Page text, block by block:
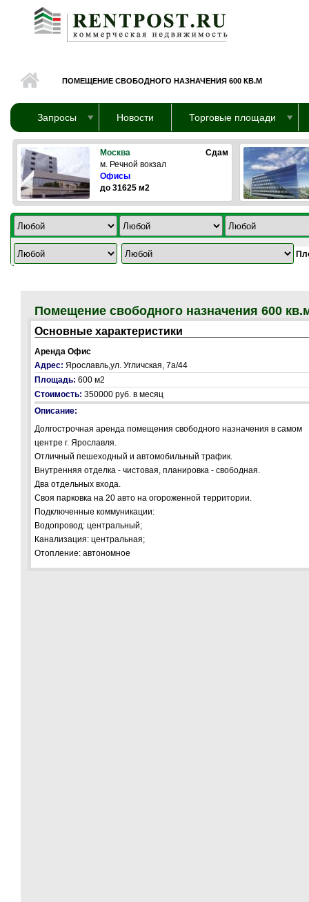
Перейти к основному содержанию
ПОМЕЩЕНИЕ СВОБОДНОГО НАЗНАЧЕНИЯ 600 КВ.М
Запросы Новости Торговые площади
Москва
Сдам
м. Речной вокзал
Офисы
до 31625 м2
Помещение свободного назначения 600
Основные характеристики
Аренда Офис
Адрес: Ярославль,ул. Угличская, 7а/44
Площадь: 600 м2
Стоимость: 350000 руб. в месяц
Описание:
Долгострочная аренда помещения свободного назначения в самом
центре г. Ярославля.
Отличный пешеходный и автомобильный трафик.
Внутренняя отделка - чистовая, планировка - свободная.
Два отдельных входа.
Своя парковка на 20 авто на огороженной территории.
Подключенные коммуникации:
Водопровод: центральный;
Канализация: центральная;
Отопление: автономное